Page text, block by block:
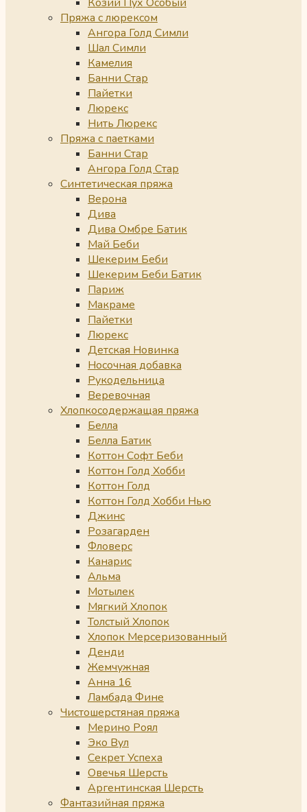
Пряжа с люрексом
Ангора Голд Симли
Шал Симли
Камелия
Банни Стар
Пайетки
Люрекс
Нить Люрекс
Пряжа с паетками
Банни Стар
Ангора Голд Стар
Синтетическая пряжа
Верона
Дива
Дива Омбре Батик
Май Беби
Шекерим Беби
Шекерим Беби Батик
Париж
Макраме
Пайетки
Люрекс
Детская Новинка
Носочная добавка
Рукодельница
Веревочная
Хлопкосодержащая пряжа
Белла
Белла Батик
Коттон Софт Беби
Коттон Голд Хобби
Коттон Голд
Коттон Голд Хобби Нью
Джинс
Розагарден
Фловерс
Канарис
Альма
Мотылек
Мягкий Хлопок
Толстый Хлопок
Хлопок Мерсеризованный
Денди
Жемчужная
Анна 16
Ламбада Фине
Чистошерстяная пряжа
Мерино Роял
Эко Вул
Секрет Успеха
Овечья Шерсть
Аргентинская Шерсть
Фантазийная пряжа